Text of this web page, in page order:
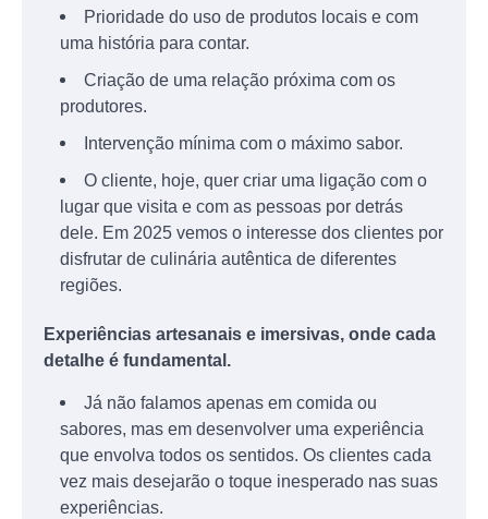
Prioridade do uso de produtos locais e com
uma história para contar.
Criação de uma relação próxima com os
produtores.
Intervenção mínima com o máximo sabor.
O cliente, hoje, quer criar uma ligação com o
lugar que visita e com as pessoas por detrás
dele. Em 2025 vemos o interesse dos clientes por
disfrutar de culinária autêntica de diferentes
regiões.
Experiências artesanais e imersivas, onde cada
detalhe é fundamental.
Já não falamos apenas em comida ou
sabores, mas em desenvolver uma experiência
que envolva todos os sentidos. Os clientes cada
vez mais desejarão o toque inesperado nas suas
experiências.